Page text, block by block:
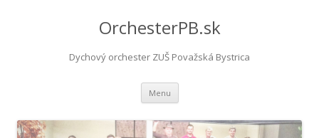
OrchesterPB.sk
Dychový orchester ZUŠ Považská Bystrica
Menu Preskočiť
obsah